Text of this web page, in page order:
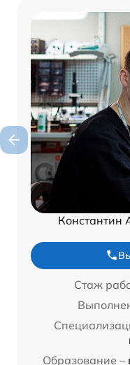
Константин
Стаж
Образование –